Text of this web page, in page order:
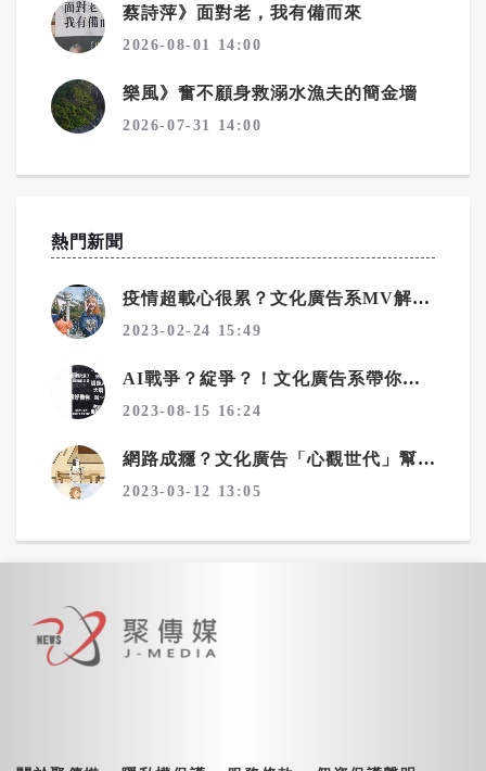
蔡詩萍》面對老，我有備而來
2026-08-01 14:00
樂風》奮不顧身救溺水漁夫的簡金墻
2026-07-31 14:00
熱門新聞
疫情超載心很累？文化廣告系MV解方爆紅
2023-02-24 15:49
AI戰爭？綻爭？！文化廣告系帶你解讀機器與人類的奧妙關係
2023-08-15 16:24
網路成癮？文化廣告「心觀世代」幫你找回自我
2023-03-12 13:05